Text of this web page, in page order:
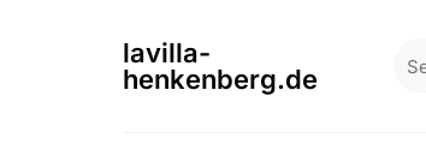
lavilla-
henkenberg.de
for: